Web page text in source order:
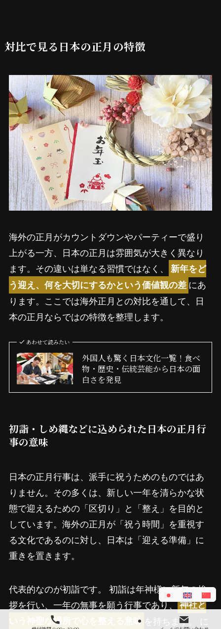
対比で見る日本の正月の特徴
海外の正月がカウントダウンやパーティーで盛り
上がる一方、日本の正月は雰囲気が大きく異なり
ます。その違いは単なる習慣ではなく、
新年をど
う迎え、何を大切にするかという価値観の差にあ
ります。ここでは海外正月との対比を通して、日
本の正月ならではの特徴を整理します。
あわせて読みたい
外国人も驚く日本文化一覧！食べ
物・歴史・伝統芸能から日本の面
白さを発見
初詣・しめ縄などに込められた日本の正月行
事の意味
日本の正月行事は、派手に祝うためのものではあ
りません。その多くは、新しい一年を清らかな状
態で迎えるための「区切り」と「整え」を目的と
しています。海外の正月が「祝う時間」を重視す
る文化であるのに対し、日本は「迎える準備」に
重きを置きます。
代表的なのが初詣です。 初詣は年神様に新年の挨
拶を行い、一年の無事を願う行事であり、神社と
いう神聖な場所で心を整える意味 を持ちます。 に